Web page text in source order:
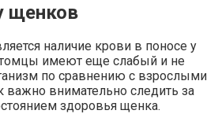
щенков
наличие крови в поносе у
имеют еще слабый и не
по сравнению с взрослыми
важно внимательно следить за
здоровья щенка.